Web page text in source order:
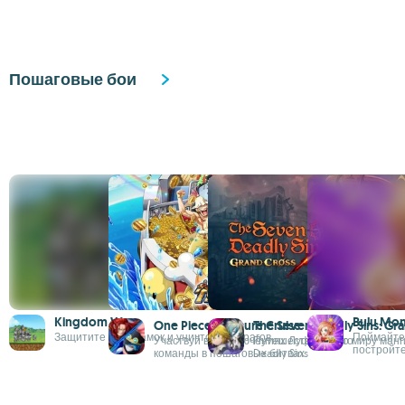
Пошаговые бои
Kingdom Wars
Защитите свой замок и уничтожьте врагов
One Piece Treasure Cruise
Участвуй в приключениях Луффи и его
команды в пошаговых битвах
The Seven Deadly Sins:
Путешествуйте по миру
Deadly Sins
Bulu
Поймайте